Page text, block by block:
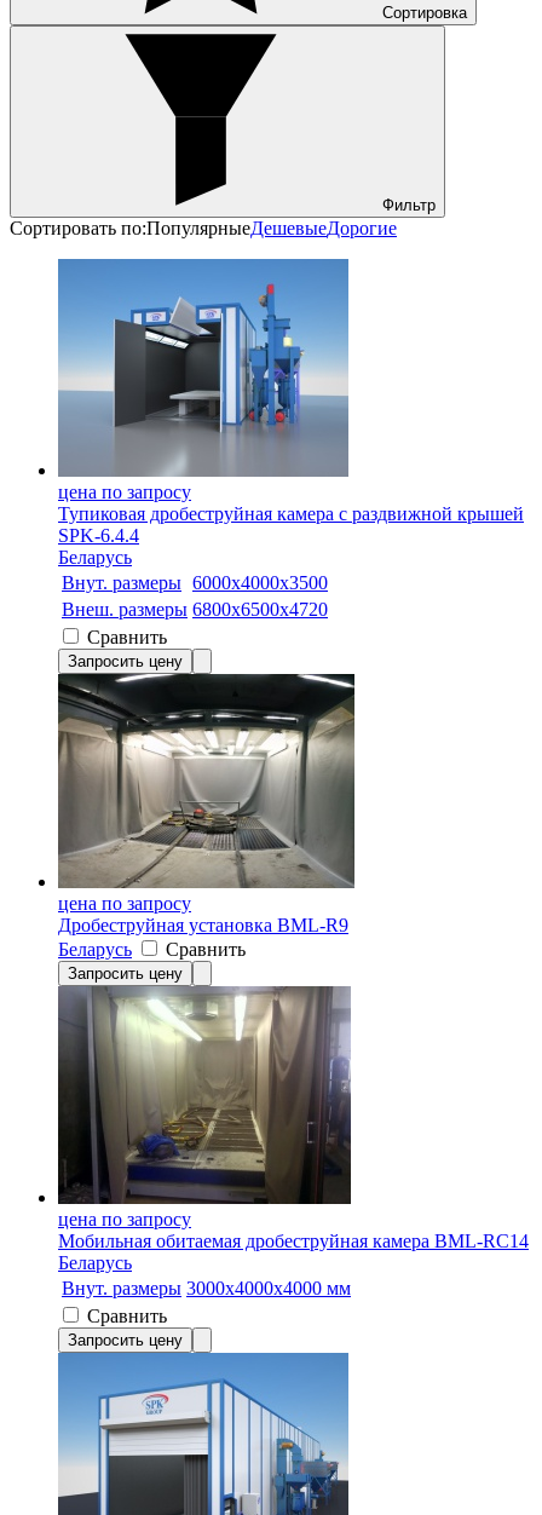
Сортировка
Фильтр
Сортировать по:ПопулярныеДешевыеДорогие
цена по запросу
Тупиковая дробеструйная камера с раздвижной крышей
SPK-6.4.4
Беларусь
Внут. размеры 6000х4000х3500
Внеш. размеры 6800х6500х4720
Сравнить
Запросить цену
цена по запросу
Дробеструйная установка BML-R9
Беларусь
Сравнить
Запросить цену
цена по запросу
Мобильная обитаемая дробеструйная камера BML-RC14
Беларусь
Внут. размеры 3000х4000х4000 мм
Сравнить
Запросить цену